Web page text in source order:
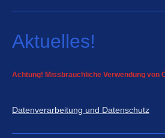
Aktuelles!
Achtung! Missbräuchliche Verwendung von
Datenverarbeitung und Datenschutz